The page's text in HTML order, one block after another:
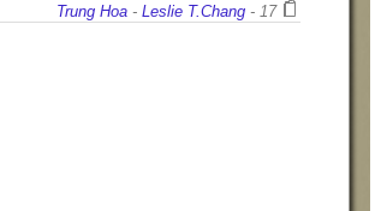
Trung Hoa - Leslie T.Chang - 17